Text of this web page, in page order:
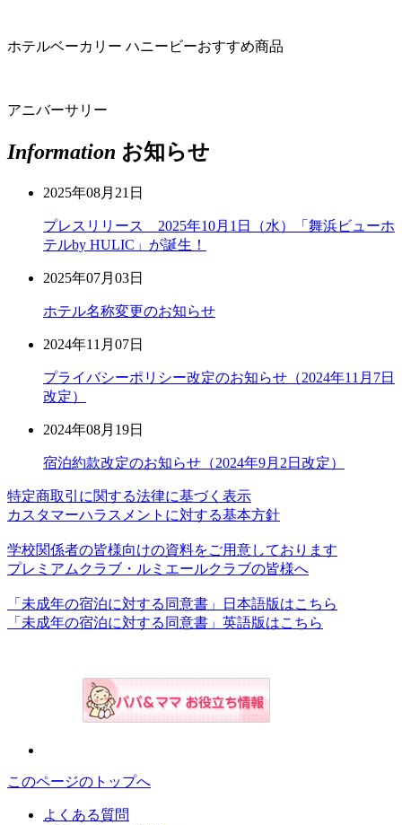
ホテルベーカリー ハニービーおすすめ商品
アニバーサリー
Information お知らせ
2025年08月21日
プレスリリース 2025年10月1日（水）「舞浜ビューホ
テルby HULIC」が誕生！
2025年07月03日
ホテル名称変更のお知らせ
2024年11月07日
プライバシーポリシー改定のお知らせ（2024年11月7日
改定）
2024年08月19日
宿泊約款改定のお知らせ（2024年9月2日改定）
特定商取引に関する法律に基づく表示
カスタマーハラスメントに対する基本方針
学校関係者の皆様向けの資料をご用意しております
プレミアムクラブ・ルミエールクラブの皆様へ
「未成年の宿泊に対する同意書」日本語版はこちら
「未成年の宿泊に対する同意書」英語版はこちら
このページのトップへ
よくある質問